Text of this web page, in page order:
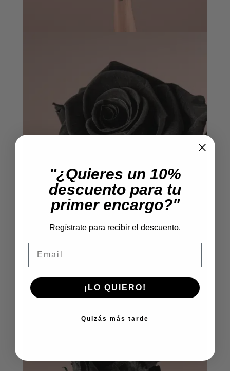
"¿Quieres un 10%
descuento para tu
primer encargo?"
Regístrate para recibir el descuento.
¡LO QUIERO!
Quizás más tarde